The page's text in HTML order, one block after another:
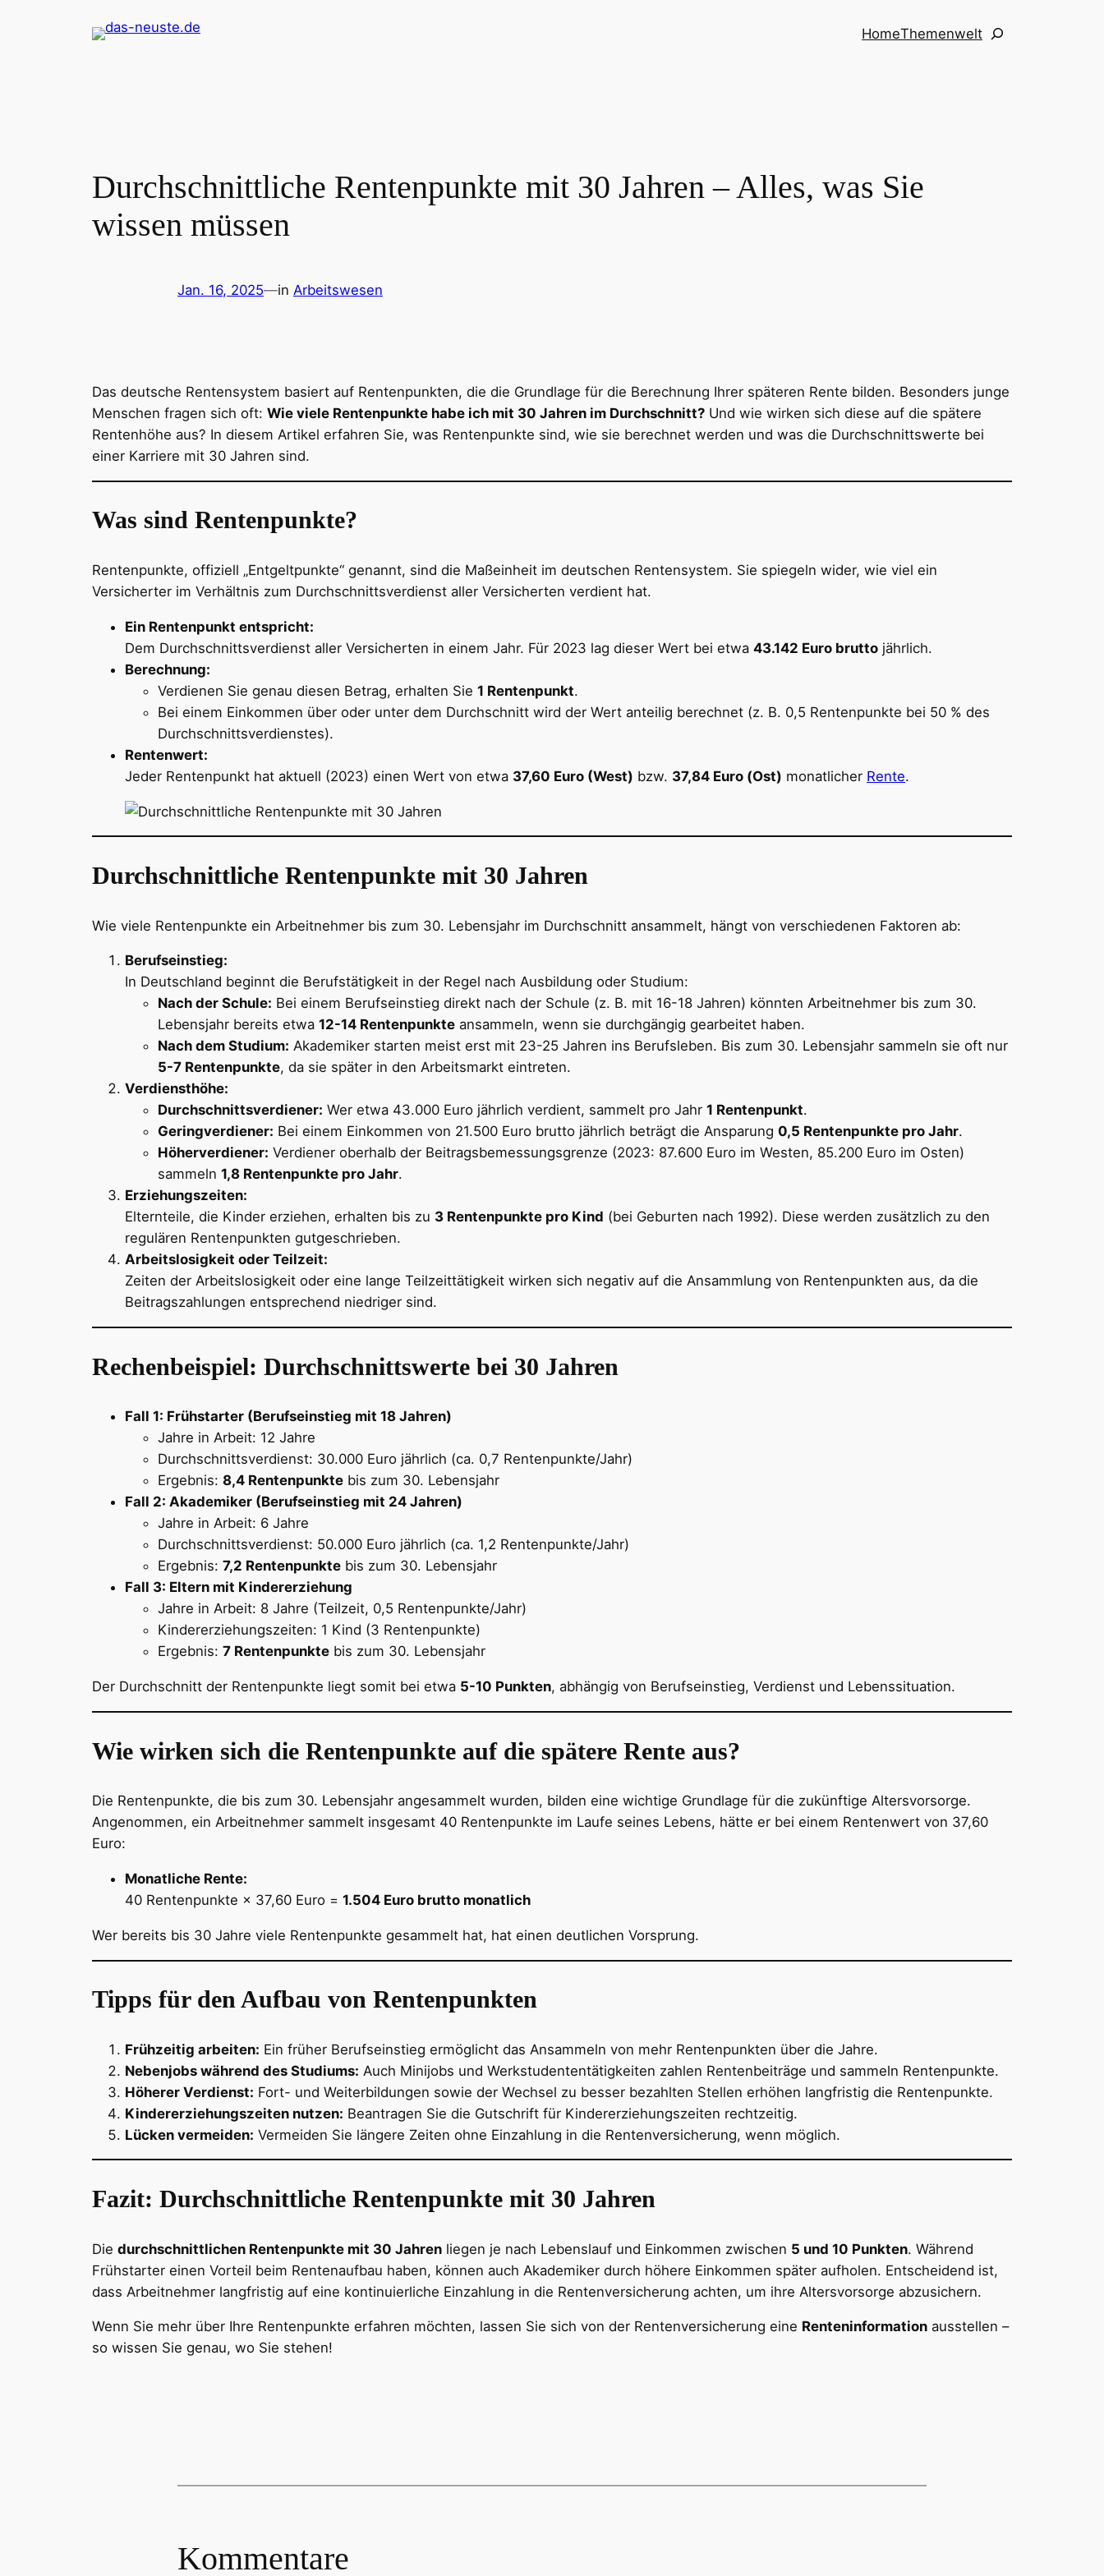
HomeThemenweltSuchen
Durchschnittliche Rentenpunkte mit 30 Jahren – Alles, was Sie
wissen müssen
Jan. 16, 2025—in Arbeitswesen
Das deutsche Rentensystem basiert auf Rentenpunkten, die die Grundlage für die Berechnung Ihrer späteren Rente bilden. Besonders junge
Menschen fragen sich oft: Wie viele Rentenpunkte habe ich mit 30 Jahren im Durchschnitt? Und wie wirken sich diese auf die spätere
Rentenhöhe aus? In diesem Artikel erfahren Sie, was Rentenpunkte sind, wie sie berechnet werden und was die Durchschnittswerte bei
einer Karriere mit 30 Jahren sind.
Was sind Rentenpunkte?
Rentenpunkte, offiziell „Entgeltpunkte“ genannt, sind die Maßeinheit im deutschen Rentensystem. Sie spiegeln wider, wie viel ein
Versicherter im Verhältnis zum Durchschnittsverdienst aller Versicherten verdient hat.
Ein Rentenpunkt entspricht:
Dem Durchschnittsverdienst aller Versicherten in einem Jahr. Für 2023 lag dieser Wert bei etwa 43.142 Euro brutto jährlich.
Berechnung:
Verdienen Sie genau diesen Betrag, erhalten Sie 1 Rentenpunkt.
Bei einem Einkommen über oder unter dem Durchschnitt wird der Wert anteilig berechnet (z. B. 0,5 Rentenpunkte bei 50 % des
Durchschnittsverdienstes).
Rentenwert:
Jeder Rentenpunkt hat aktuell (2023) einen Wert von etwa 37,60 Euro (West) bzw. 37,84 Euro (Ost) monatlicher Rente.
Durchschnittliche Rentenpunkte mit 30 Jahren
Wie viele Rentenpunkte ein Arbeitnehmer bis zum 30. Lebensjahr im Durchschnitt ansammelt, hängt von verschiedenen Faktoren ab:
Berufseinstieg:
In Deutschland beginnt die Berufstätigkeit in der Regel nach Ausbildung oder Studium:
Nach der Schule: Bei einem Berufseinstieg direkt nach der Schule (z. B. mit 16-18 Jahren) könnten Arbeitnehmer bis zum 30.
Lebensjahr bereits etwa 12-14 Rentenpunkte ansammeln, wenn sie durchgängig gearbeitet haben.
Nach dem Studium: Akademiker starten meist erst mit 23-25 Jahren ins Berufsleben. Bis zum 30. Lebensjahr sammeln sie oft nur
5-7 Rentenpunkte, da sie später in den Arbeitsmarkt eintreten.
Verdiensthöhe:
Durchschnittsverdiener: Wer etwa 43.000 Euro jährlich verdient, sammelt pro Jahr 1 Rentenpunkt.
Geringverdiener: Bei einem Einkommen von 21.500 Euro brutto jährlich beträgt die Ansparung 0,5 Rentenpunkte pro Jahr.
Höherverdiener: Verdiener oberhalb der Beitragsbemessungsgrenze (2023: 87.600 Euro im Westen, 85.200 Euro im Osten)
sammeln 1,8 Rentenpunkte pro Jahr.
Erziehungszeiten:
Elternteile, die Kinder erziehen, erhalten bis zu 3 Rentenpunkte pro Kind (bei Geburten nach 1992). Diese werden zusätzlich zu den
regulären Rentenpunkten gutgeschrieben.
Arbeitslosigkeit oder Teilzeit:
Zeiten der Arbeitslosigkeit oder eine lange Teilzeittätigkeit wirken sich negativ auf die Ansammlung von Rentenpunkten aus, da die
Beitragszahlungen entsprechend niedriger sind.
Rechenbeispiel: Durchschnittswerte bei 30 Jahren
Fall 1: Frühstarter (Berufseinstieg mit 18 Jahren)
Jahre in Arbeit: 12 Jahre
Durchschnittsverdienst: 30.000 Euro jährlich (ca. 0,7 Rentenpunkte/Jahr)
Ergebnis: 8,4 Rentenpunkte bis zum 30. Lebensjahr
Fall 2: Akademiker (Berufseinstieg mit 24 Jahren)
Jahre in Arbeit: 6 Jahre
Durchschnittsverdienst: 50.000 Euro jährlich (ca. 1,2 Rentenpunkte/Jahr)
Ergebnis: 7,2 Rentenpunkte bis zum 30. Lebensjahr
Fall 3: Eltern mit Kindererziehung
Jahre in Arbeit: 8 Jahre (Teilzeit, 0,5 Rentenpunkte/Jahr)
Kindererziehungszeiten: 1 Kind (3 Rentenpunkte)
Ergebnis: 7 Rentenpunkte bis zum 30. Lebensjahr
Der Durchschnitt der Rentenpunkte liegt somit bei etwa 5-10 Punkten, abhängig von Berufseinstieg, Verdienst und Lebenssituation.
Wie wirken sich die Rentenpunkte auf die spätere Rente aus?
Die Rentenpunkte, die bis zum 30. Lebensjahr angesammelt wurden, bilden eine wichtige Grundlage für die zukünftige Altersvorsorge.
Angenommen, ein Arbeitnehmer sammelt insgesamt 40 Rentenpunkte im Laufe seines Lebens, hätte er bei einem Rentenwert von 37,60
Euro:
Monatliche Rente:
40 Rentenpunkte × 37,60 Euro = 1.504 Euro brutto monatlich
Wer bereits bis 30 Jahre viele Rentenpunkte gesammelt hat, hat einen deutlichen Vorsprung.
Tipps für den Aufbau von Rentenpunkten
Frühzeitig arbeiten: Ein früher Berufseinstieg ermöglicht das Ansammeln von mehr Rentenpunkten über die Jahre.
Nebenjobs während des Studiums: Auch Minijobs und Werkstudententätigkeiten zahlen Rentenbeiträge und sammeln Rentenpunkte.
Höherer Verdienst: Fort- und Weiterbildungen sowie der Wechsel zu besser bezahlten Stellen erhöhen langfristig die Rentenpunkte.
Kindererziehungszeiten nutzen: Beantragen Sie die Gutschrift für Kindererziehungszeiten rechtzeitig.
Lücken vermeiden: Vermeiden Sie längere Zeiten ohne Einzahlung in die Rentenversicherung, wenn möglich.
Fazit: Durchschnittliche Rentenpunkte mit 30 Jahren
Die durchschnittlichen Rentenpunkte mit 30 Jahren liegen je nach Lebenslauf und Einkommen zwischen 5 und 10 Punkten. Während
Frühstarter einen Vorteil beim Rentenaufbau haben, können auch Akademiker durch höhere Einkommen später aufholen. Entscheidend ist,
dass Arbeitnehmer langfristig auf eine kontinuierliche Einzahlung in die Rentenversicherung achten, um ihre Altersvorsorge abzusichern.
Wenn Sie mehr über Ihre Rentenpunkte erfahren möchten, lassen Sie sich von der Rentenversicherung eine Renteninformation ausstellen –
so wissen Sie genau, wo Sie stehen!
Kommentare